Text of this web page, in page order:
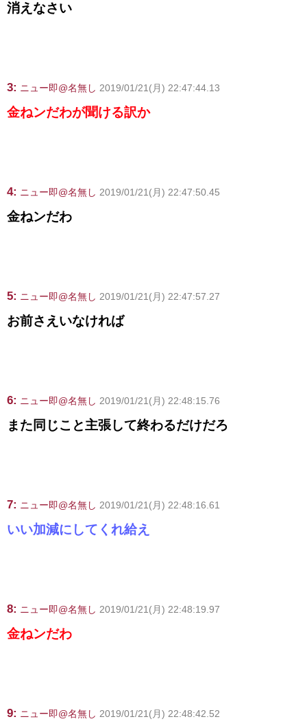
消えなさい
3: ニュー即@名無し 2019/01/21(月) 22:47:44.13
金ねンだわが聞ける訳か
4: ニュー即@名無し 2019/01/21(月) 22:47:50.45
金ねンだわ
5: ニュー即@名無し 2019/01/21(月) 22:47:57.27
お前さえいなければ
6: ニュー即@名無し 2019/01/21(月) 22:48:15.76
また同じこと主張して終わるだけだろ
7: ニュー即@名無し 2019/01/21(月) 22:48:16.61
いい加減にしてくれ給え
8: ニュー即@名無し 2019/01/21(月) 22:48:19.97
金ねンだわ
9: ニュー即@名無し 2019/01/21(月) 22:48:42.52